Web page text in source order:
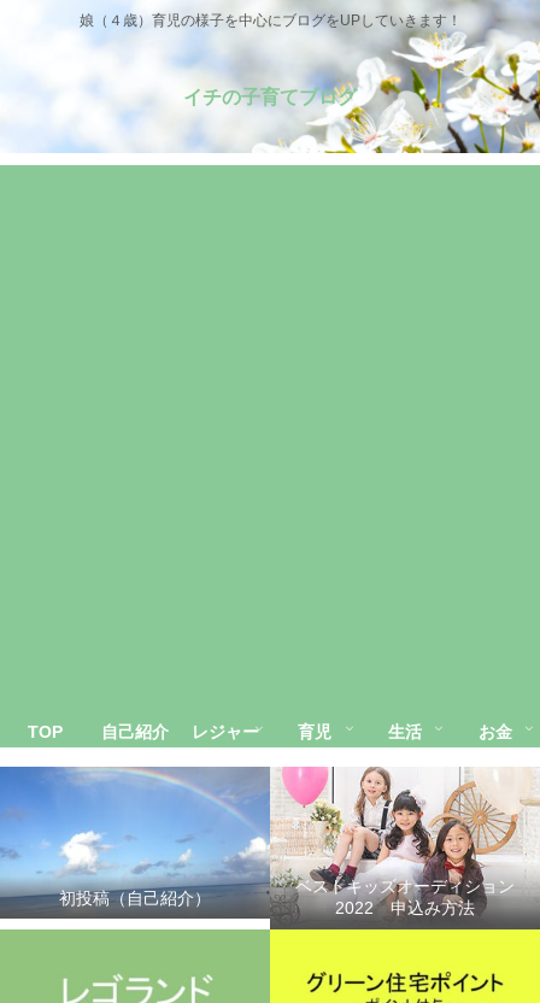
娘（４歳）育児の様子を中心にブログをUPしていきます！
イチの子育てブログ
TOP 自己紹介 レジャー 育児 生活 お金
初投稿（自己紹介）
ベストキッズオーディション
2022 申込み方法